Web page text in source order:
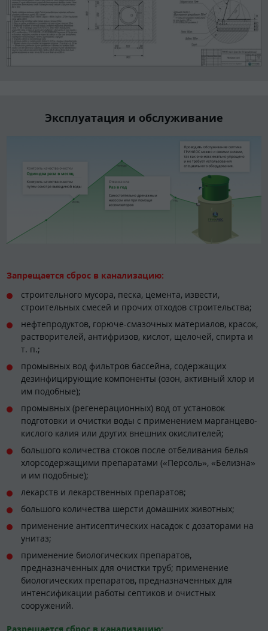
Эксплуатация и обслуживание
Запрещается сброс в канализацию:
строительного мусора, песка, цемента, извести,
строительных смесей и прочих отходов строительства;
нефтепродуктов, горюче-смазочных материалов, красок,
растворителей, антифризов, кислот, щелочей, спирта и
т. п.;
промывных вод фильтров бассейна, содержащих
дезинфицирующие компоненты (озон, активный хлор и
им подобные);
промывных (регенерационных) вод от установок
подготовки и очистки воды с применением марганцево-
кислого калия или других внешних окислителей;
большого количества стоков после отбеливания белья
хлорсодержащими препаратами («Персоль», «Белизна»
и им подобные);
лекарств и лекарственных препаратов;
большого количества шерсти домашних животных;
применение антисептических насадок с дозаторами на
унитаз;
применение биологических препаратов,
предназначенных для очистки труб; применение
биологических препаратов, предназначенных для
интенсификации работы септиков и очистных
сооружений.